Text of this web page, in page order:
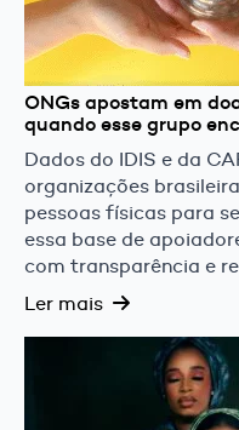
ONGs apostam em
quando esse grupo
Dados do IDIS e da
organizações
pessoas físicas para
essa base de
com transparência e
Ler mais